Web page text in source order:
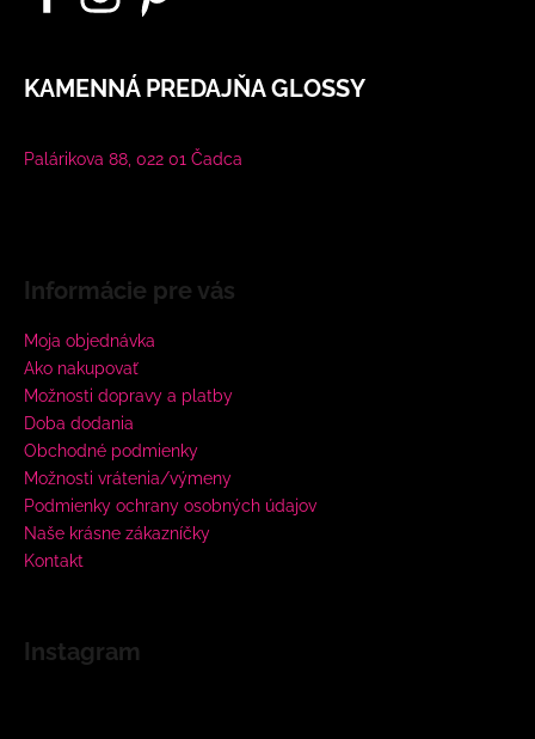
KAMENNÁ PREDAJŇA GLOSSY
Palárikova 88, 022 01 Čadca
Informácie pre vás
Moja objednávka
Ako nakupovať
Možnosti dopravy a platby
Doba dodania
Obchodné podmienky
Možnosti vrátenia/výmeny
Podmienky ochrany osobných údajov
Naše krásne zákazníčky
Kontakt
Instagram